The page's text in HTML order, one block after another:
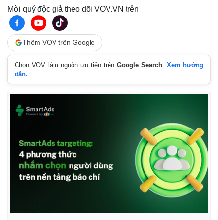
Mời quý độc giả theo dõi VOV.VN trên
Thêm VOV trên Google
Chọn VOV làm nguồn ưu tiên trênGoogle Search. Xem hướng
dẫn.